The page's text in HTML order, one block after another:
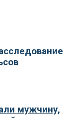
мужчину,